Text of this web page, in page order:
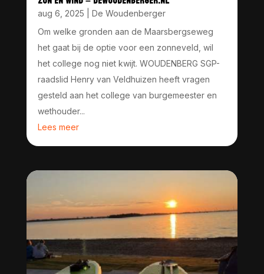
aug 6, 2025
De Woudenberger
Om welke gronden aan de Maarsbergseweg
het gaat bij de optie voor een zonneveld, wil
het college nog niet kwijt. WOUDENBERG SGP-
raadslid Henry van Veldhuizen heeft vragen
gesteld aan het college van burgemeester en
wethouder...
Lees meer